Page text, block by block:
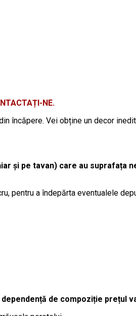
NE.
încăpere. Vei obține un decor
și pe tavan) care au suprafața
pentru a îndepărta eventualele
de compoziție prețul